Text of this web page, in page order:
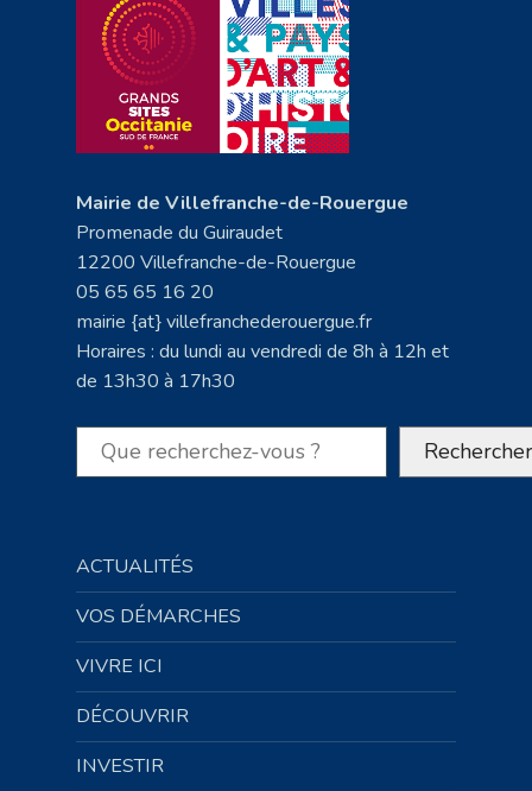
Mairie de Villefranche-de-Rouergue
Promenade du Guiraudet
12200 Villefranche-de-Rouergue
05 65 65 16 20
mairie {at} villefranchederouergue.fr
Horaires : du lundi au vendredi de 8h à 12h et
de 13h30 à 17h30
Rechercher Rechercher
ACTUALITÉS
VOS DÉMARCHES
VIVRE ICI
DÉCOUVRIR
INVESTIR